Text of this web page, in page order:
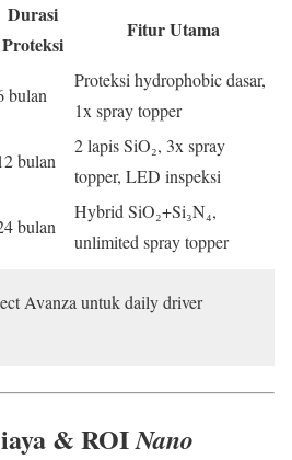
Durasi
Proteksi
Fitur Utama
bulan
Proteksi hydrophobic dasar,
1x spray topper
bulan
2 lapis SiO₂, 3x spray
topper, LED inspeksi
bulan
Hybrid SiO₂+Si₃N₄,
unlimited spray topper
Avanza untuk daily driver
& ROINano